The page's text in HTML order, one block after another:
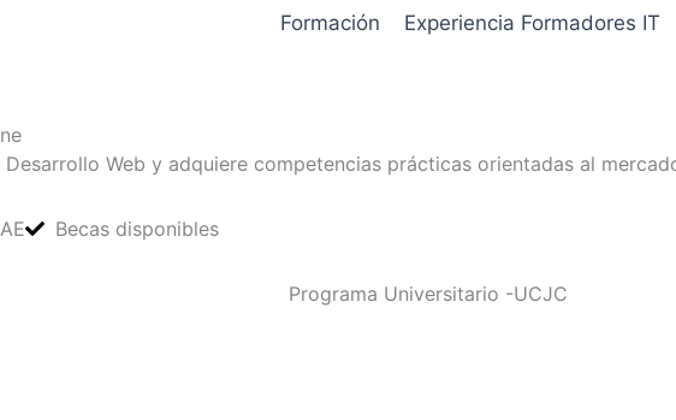
Formación Experiencia Formadores IT
Web y adquiere competencias prácticas orientadas al
Becas disponibles